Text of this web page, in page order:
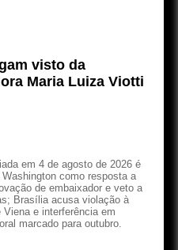
visto da
Maria Luiza Viotti
em 4 de agosto de 2026 é
como resposta a
de embaixador e veto a
Brasília acusa violação à
Viena e interferência em
marcado para outubro.